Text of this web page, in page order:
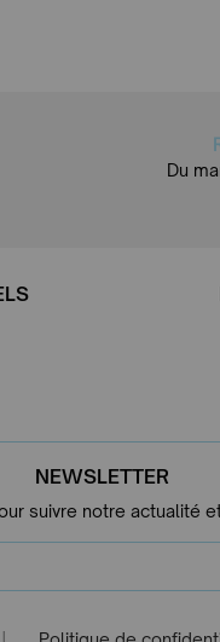
Du
NEWSLETTER
suivre notre actualité